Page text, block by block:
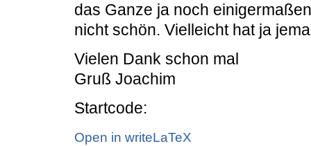
das Ganze ja noch
nicht schön. Vielleicht hat ja
Vielen Dank schon mal
Gruß Joachim
Startcode:
Open in writeLaTeX